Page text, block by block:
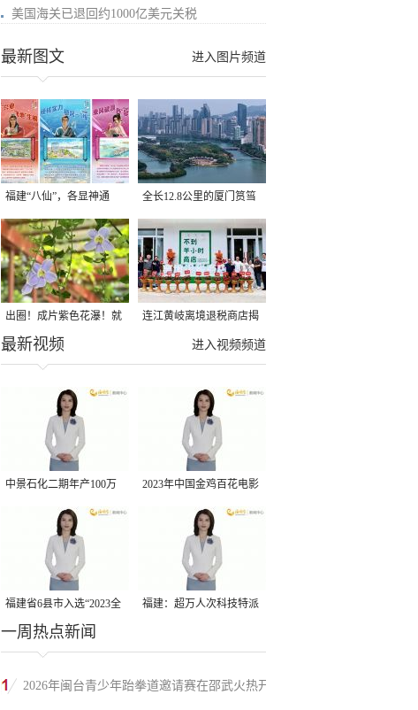
美国海关已退回约1000亿美元关税
进入图片频道
最新图文
福建“八仙”，各显神通 全长12.8公里的厦门筼筜
湖健身步道全线贯通
出圈！成片紫色花瀑！就
在光明港公园
连江黄岐离境退税商店揭
进入视频频道
最新视频
中景石化二期年产100万
吨丙烷脱氢项目建成中交
2023年中国金鸡百花电影
节有福电影巡展31日启动
福建省6县市入选“2023全
国县域发展潜力百强县”
福建：超万人次科技特派
一周热点新闻
2026年闽台青少年跆拳道邀请赛在邵武火热开